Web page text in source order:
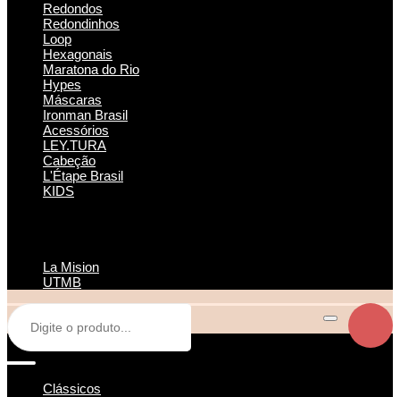
Redondos
Redondinhos
Loop
Hexagonais
Maratona do Rio
Hypes
Máscaras
Ironman Brasil
Acessórios
LEY.TURA
Cabeção
L'Étape Brasil
KIDS
La Mision
UTMB
Clássicos